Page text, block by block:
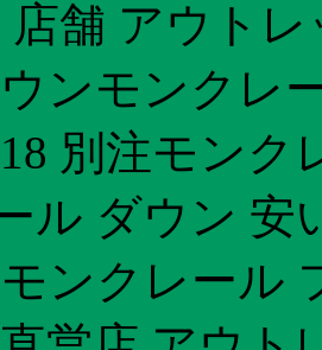
店舗 アウト
ンモンクレ
別注モン
ル ダウン 安
モンクレール